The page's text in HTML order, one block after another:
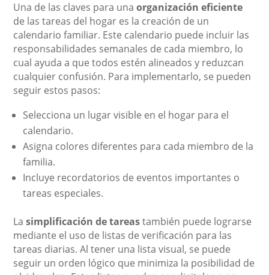
Una de las claves para unaorganización eficiente
de las tareas del hogar es la creación de un
calendario familiar. Este calendario puede incluir las
responsabilidades semanales de cada miembro, lo
cual ayuda a que todos estén alineados y reduzcan
cualquier confusión. Para implementarlo, se pueden
seguir estos pasos:
Selecciona un lugar visible en el hogar para el
calendario.
Asigna colores diferentes para cada miembro de la
familia.
Incluye recordatorios de eventos importantes o
tareas especiales.
Lasimplificación de tareastambién puede lograrse
mediante el uso de listas de verificación para las
tareas diarias. Al tener una lista visual, se puede
seguir un orden lógico que minimiza la posibilidad de